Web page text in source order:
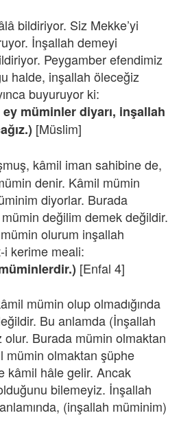
bildiriyor. Siz Mekke’yi
İnşallah demeyi
Peygamber efendimiz
halde, inşallah öleceğiz
buyuruyor ki:
müminler diyarı, inşallah
[Müslim]
kâmil iman sahibine de,
denir. Kâmil mümin
diyorlar. Burada
değilim demek değildir.
olurum inşallah
i kerime meali:
[Enfal 4]
mümin olup olmadığında
Bu anlamda (İnşallah
Burada mümin olmaktan
mümin olmaktan şüphe
kâmil hâle gelir. Ancak
bilemeyiz. İnşallah
(inşallah müminim)